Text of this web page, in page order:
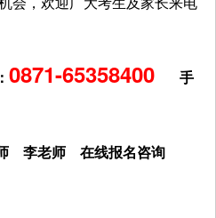
0871-65358400 手
李老师 在线报名咨询